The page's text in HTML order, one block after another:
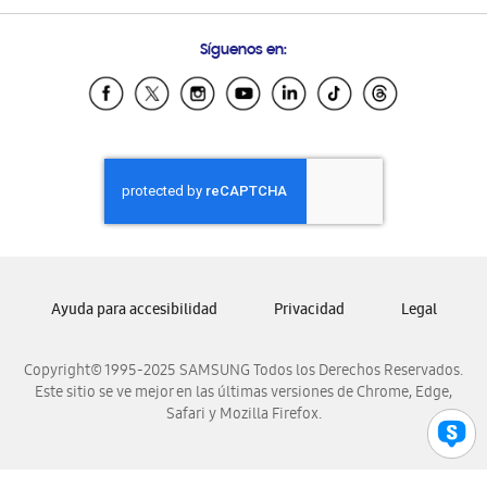
Samsung Ecuador
Samsung El Salvador
Samsung Honduras
Samsung Nicaragua
Samsung Panamá
Samsung Venezuela
Síguenos en:
Copyright© 1995-2025 SAMSUNG Todos los Derechos Reservados.
Este sitio se ve mejor en las últimas versiones de Chrome, Edge,
Safari y Mozilla Firefox.
Ayuda para accesibilidad Privacidad Legal